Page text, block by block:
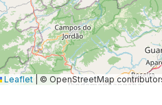
Leaflet © OpenStreetMap